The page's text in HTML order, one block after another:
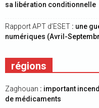
sa libération conditionnelle
Rapport APT d’ESET : une
numériques (Avril-
régions
Zaghouan : important
de médicaments